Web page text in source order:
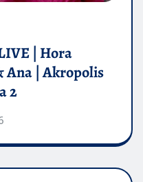
| Hora
Ana | Akropolis
2